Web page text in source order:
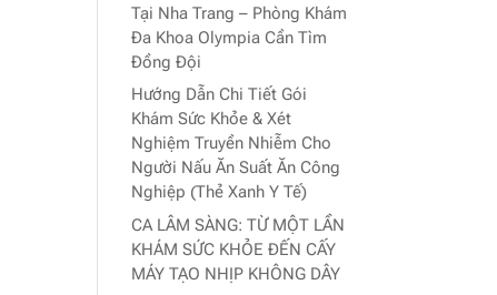
Tại Nha Trang – Phòng Khám
Đa Khoa Olympia Cần Tìm
Đồng Đội
Hướng Dẫn Chi Tiết Gói
Khám Sức Khỏe & Xét
Nghiệm Truyền Nhiễm Cho
Người Nấu Ăn Suất Ăn Công
Nghiệp (Thẻ Xanh Y Tế)
CA LÂM SÀNG: TỪ MỘT LẦN
KHÁM SỨC KHỎE ĐẾN CẤY
MÁY TẠO NHỊP KHÔNG DÂY